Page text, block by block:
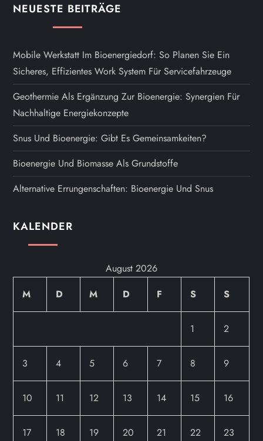
NEUESTE BEITRÄGE
Mobile Werkstatt Im Bioenergiedorf: So Planen Sie Ein
Sicheres, Effizientes Work System Für Servicefahrzeuge
Geothermie Als Ergänzung Zur Bioenergie: Synergien Für
Nachhaltige Energiekonzepte
Snus Und Bioenergie: Gibt Es Gemeinsamkeiten?
Bioenergie Und Biomasse Als Grundstoffe
Alternative Errungenschaften: Bioenergie Und Snus
KALENDER
August 2026
M
D M D F S S
1 2
3 4 5 6 7 8 9
10 11 12 13 14 15 16
17 18 19 20 21 22 23